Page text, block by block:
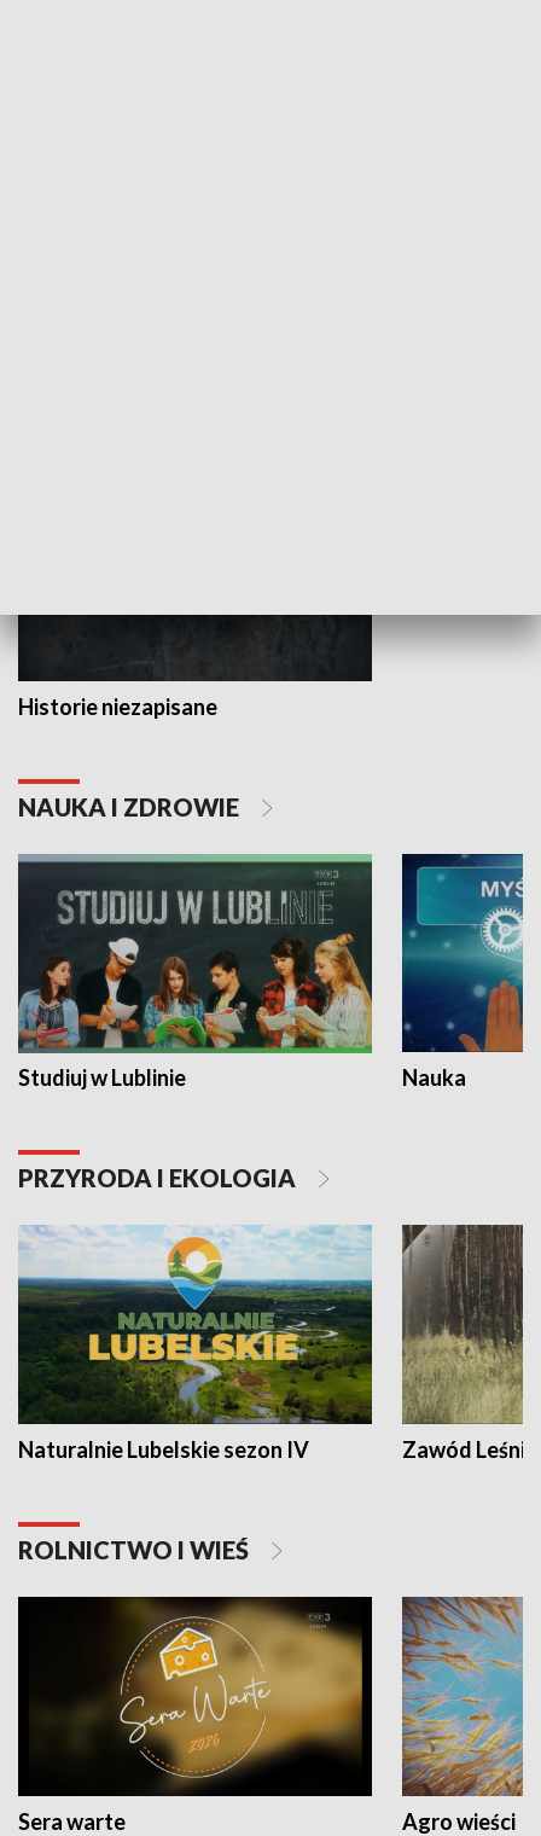
Historie niezapisane
NAUKA I ZDROWIE
Studiuj w Lublinie Nauka
PRZYRODA I EKOLOGIA
Naturalnie Lubelskie sezon IV Zawód Leśnik
ROLNICTWO I WIEŚ
Sera warte Agro wieści